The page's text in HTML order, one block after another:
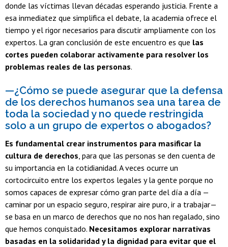
donde las víctimas llevan décadas esperando justicia. Frente a
esa inmediatez que simplifica el debate, la academia ofrece el
tiempo y el rigor necesarios para discutir ampliamente con los
expertos. La gran conclusión de este encuentro es que las
cortes pueden colaborar activamente para resolver los
problemas reales de las personas.
—¿Cómo se puede asegurar que la defensa
de los derechos humanos sea una tarea de
toda la sociedad y no quede restringida
solo a un grupo de expertos o abogados?
Es fundamental crear instrumentos para masificar la
cultura de derechos, para que las personas se den cuenta de
su importancia en la cotidianidad. A veces ocurre un
cortocircuito entre los expertos legales y la gente porque no
somos capaces de expresar cómo gran parte del día a día —
caminar por un espacio seguro, respirar aire puro, ir a trabajar—
se basa en un marco de derechos que no nos han regalado, sino
que hemos conquistado. Necesitamos explorar narrativas
basadas en la solidaridad y la dignidad para evitar que el